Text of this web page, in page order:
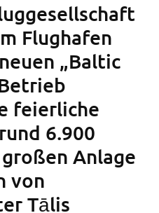
Flughafen
„Baltic
feierliche
6.900
Anlage
von
Tālis